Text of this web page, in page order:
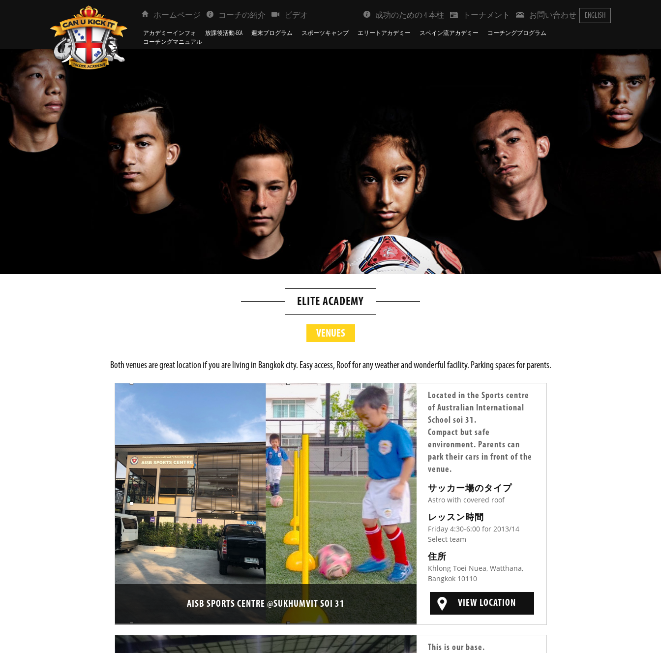
ホームページ コーチの紹介 ビデオ 成功のための 4 本柱 トーナメント お問い合わせ ENGLISH
アカデミーインフォ 放課後活動-ECA 週末プログラム スポーツキャンプ エリートアカデミー スペイン流アカデミー
コーチングプログラム
コーチングマニュアル
ELITE ACADEMY
VENUES
Both venues are great location if you are living in Bangkok city. Easy access, Roof for any weather and wonderful facility. Parking spaces for parents.
AISB SPORTS CENTRE @SUKHUMVIT SOI 31
Located in the Sports centre
of Australian International
School soi 31.
Compact but safe
environment. Parents can
park their cars in front of the
venue.
サッカー場のタイプ
Astro with covered roof
レッスン時間
Friday 4:30-6:00 for 2013/14
Select team
住所
Khlong Toei Nuea, Watthana,
Bangkok 10110
VIEW LOCATION
This is our base.